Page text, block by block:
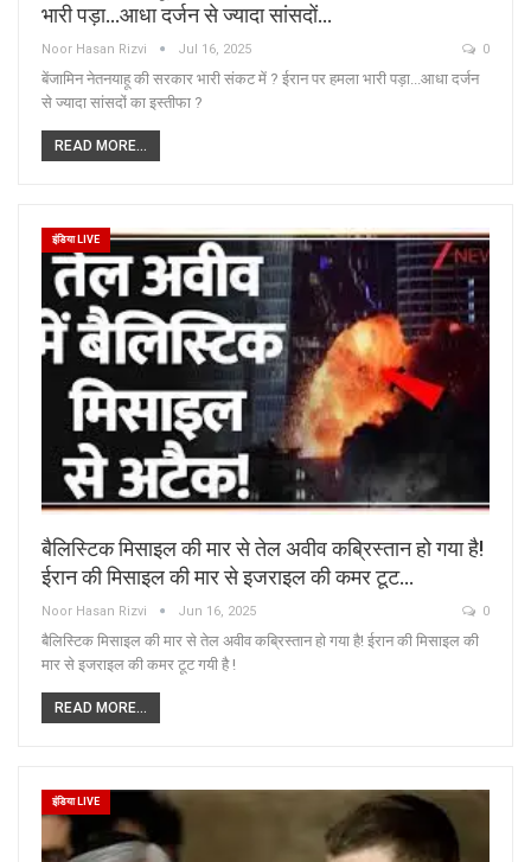
भारी पड़ा…आधा दर्जन से ज्यादा सांसदों…
Noor Hasan Rizvi Jul 16, 2025 0
बेंजामिन नेतनयाहू की सरकार भारी संकट में ? ईरान पर हमला भारी पड़ा...आधा दर्जन
से ज्यादा सांसदों का इस्तीफा ?
READ MORE...
इंडिया LIVE
बैलिस्टिक मिसाइल की मार से तेल अवीव कब्रिस्तान हो गया है!
ईरान की मिसाइल की मार से इजराइल की कमर टूट…
Noor Hasan Rizvi Jun 16, 2025 0
बैलिस्टिक मिसाइल की मार से तेल अवीव कब्रिस्तान हो गया है! ईरान की मिसाइल की
मार से इजराइल की कमर टूट गयी है !
READ MORE...
इंडिया LIVE